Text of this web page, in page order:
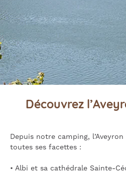
Découvrez
Depuis notre camping,
toutes ses facettes :
• Albi et sa cathédrale Sainte-